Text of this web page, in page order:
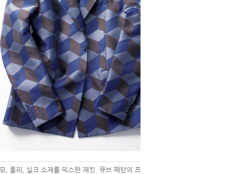
모, 폴리, 실크 소재를 믹스한 재킷. 큐브 패턴의 프